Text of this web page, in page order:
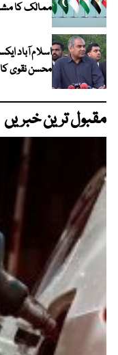
ممالک کا
اسلام آباد
محسن نقوی
مقبول ترین خبریں